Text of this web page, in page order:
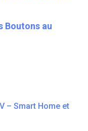
Boutons au